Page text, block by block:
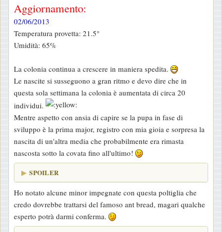
s
s
a
g
i
o
Aggiornamento:
02/06/2013
Temperatura provetta: 21.5°
Umidità: 65%
La colonia continua a crescere in maniera spedita.
Le nascite si susseguono a gran ritmo e devo dire che in
questa sola settimana la colonia è aumentata di circa 20
individui.
Mentre aspetto con ansia di capire se la pupa in fase di
sviluppo è la prima major, registro con mia gioia e sorpresa la
nascita di un'altra media che probabilmente era rimasta
nascosta sotto la covata fino all'ultimo!
SPOILER
Ho notato alcune minor impegnate con questa poltiglia che
credo dovrebbe trattarsi del famoso ant bread, magari qualche
esperto potrà darmi conferma.